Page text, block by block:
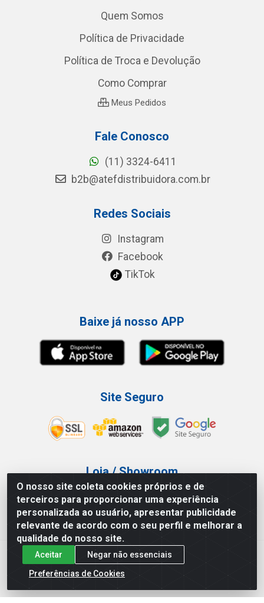
O nosso site coleta cookies próprios e de
terceiros para proporcionar uma experiência
personalizada ao usuário, apresentar publicidade
relevante de acordo com o seu perfil e melhorar a
qualidade do nosso site.
Aceitar
Negar não essenciais
Preferências de Cookies
Quem Somos
Política de Privacidade
Política de Troca e Devolução
Como Comprar
Meus Pedidos
Fale Conosco
(11) 3324-6411
b2b@atefdistribuidora.com.br
Redes Sociais
Instagram
Facebook
TikTok
Baixe já nosso APP
Site Seguro
Loja / Showroom
Tel.: (11) 3227-0546
Av Vautier, 587/597 - Pari - São Paulo/SP
Atef Distribuidora LTDA - Av. Vautier, 585/597 - Pari - São
Paulo/SP - CEP 03.032-000 - CNPJ 27.717.135/0001-29